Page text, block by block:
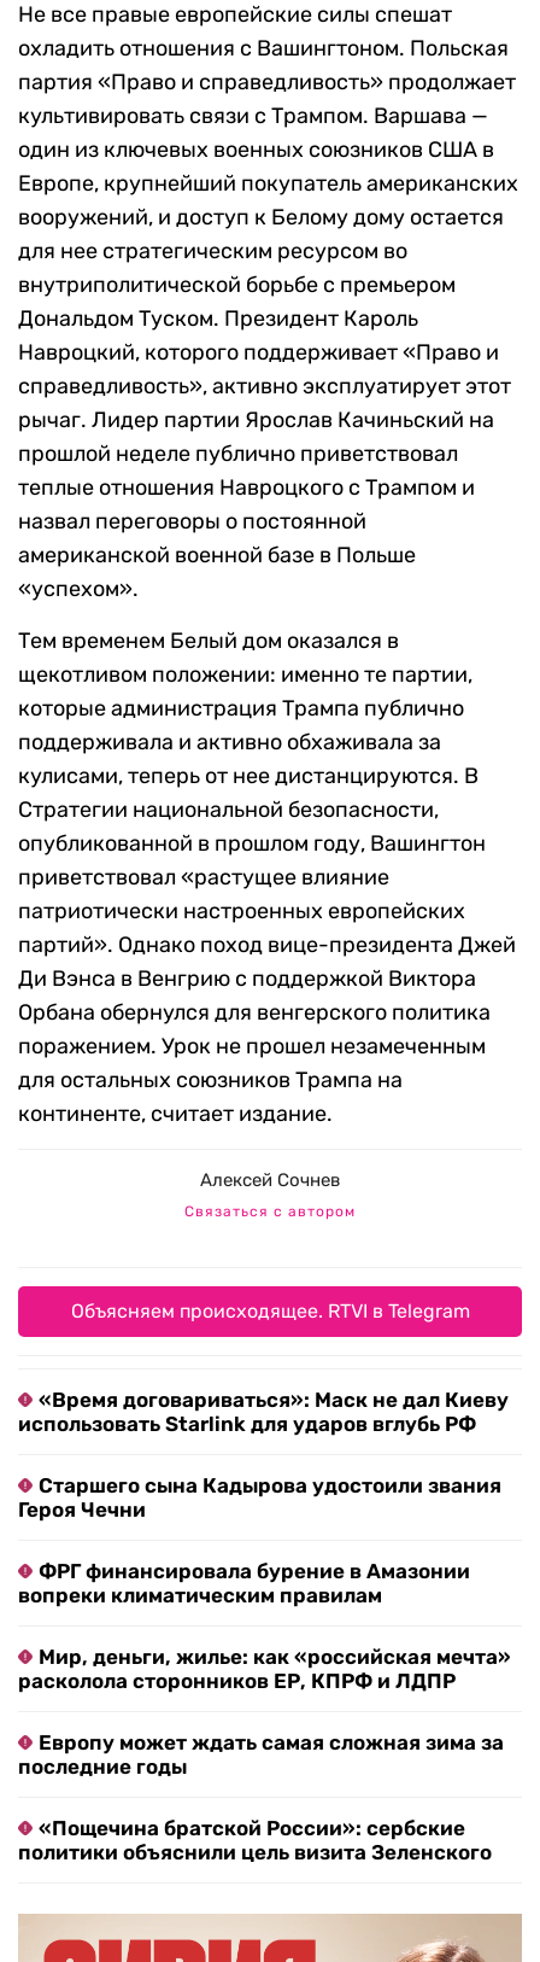
Не все правые европейские силы спешат
охладить отношения с Вашингтоном. Польская
партия «Право и справедливость» продолжает
культивировать связи с Трампом. Варшава —
один из ключевых военных союзников США в
Европе, крупнейший покупатель американских
вооружений, и доступ к Белому дому остается
для нее стратегическим ресурсом во
внутриполитической борьбе с премьером
Дональдом Туском. Президент Кароль
Навроцкий, которого поддерживает «Право и
справедливость», активно эксплуатирует этот
рычаг. Лидер партии Ярослав Качиньский на
прошлой неделе публично приветствовал
теплые отношения Навроцкого с Трампом и
назвал переговоры о постоянной
американской военной базе в Польше
«успехом».
Тем временем Белый дом оказался в
щекотливом положении: именно те партии,
которые администрация Трампа публично
поддерживала и активно обхаживала за
кулисами, теперь от нее дистанцируются. В
Стратегии национальной безопасности,
опубликованной в прошлом году, Вашингтон
приветствовал «растущее влияние
патриотически настроенных европейских
партий». Однако поход вице-президента Джей
Ди Вэнса в Венгрию с поддержкой Виктора
Орбана обернулся для венгерского политика
поражением. Урок не прошел незамеченным
для остальных союзников Трампа на
континенте, считает издание.
Алексей Сочнев
Связаться с автором
Объясняем происходящее. RTVI в Telegram
«Время договариваться»: Маск не дал Киеву
использовать Starlink для ударов вглубь РФ
Старшего сына Кадырова удостоили звания
Героя Чечни
ФРГ финансировала бурение в Амазонии
вопреки климатическим правилам
Мир, деньги, жилье: как «российская мечта»
расколола сторонников ЕР, КПРФ и ЛДПР
Европу может ждать самая сложная зима за
последние годы
«Пощечина братской России»: сербские
политики объяснили цель визита Зеленского